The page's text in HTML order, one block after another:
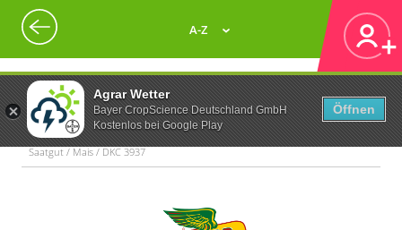
Agrar Wetter
Bayer CropScience Deutschland GmbH
Kostenlos bei Google Play
Öffnen
A-Z
Saatgut / Mais / DKC 3937